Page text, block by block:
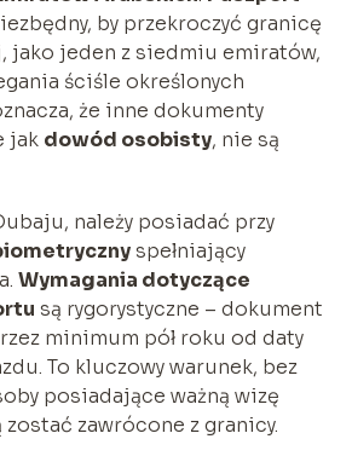
by przekroczyć granicę
jako jeden z siedmiu emiratów,
ściśle określonych
że inne dokumenty
jak dowód osobisty, nie są
należy posiadać przy
spełniający
Wymagania dotyczące
są rygorystyczne – dokument
minimum pół roku od daty
To kluczowy warunek, bez
posiadające ważną wizę
zawrócone z granicy.